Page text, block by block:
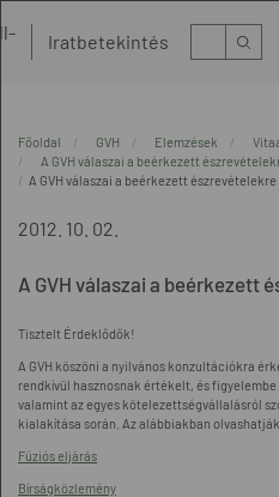
Iratbetekintés Kereső
Főoldal GVH Elemzések
A GVH válaszai a beérkezett
A GVH válaszai a beérkezett észrevételekre
2012. 10. 02.
A GVH válaszai a beérkezett
Tisztelt Érdeklődők!
A GVH köszöni a nyilvános konzultációkra
rendkívül hasznosnak értékelt, és
valamint az egyes kötelezettségvállalásról
kialakítása során. Az alábbiakban
Fúziós eljárás
Bírságközlemény